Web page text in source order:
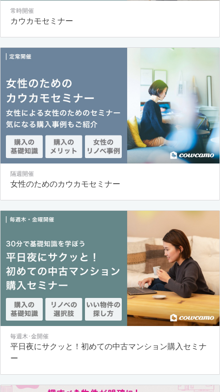
常時開催
カウカモセミナー
隔週開催
女性のためのカウカモセミナー
毎週木･金開催
平日夜にサクッと！初めての中古マンション購入セミナ
ー